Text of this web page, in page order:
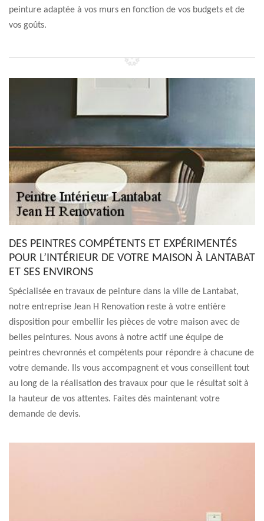
peinture adaptée à vos murs en fonction de vos budgets et de
vos goûts.
DES PEINTRES COMPÉTENTS ET EXPÉRIMENTÉS
POUR L’INTÉRIEUR DE VOTRE MAISON À LANTABAT
ET SES ENVIRONS
Spécialisée en travaux de peinture dans la ville de Lantabat,
notre entreprise Jean H Renovation reste à votre entière
disposition pour embellir les pièces de votre maison avec de
belles peintures. Nous avons à notre actif une équipe de
peintres chevronnés et compétents pour répondre à chacune de
votre demande. Ils vous accompagnent et vous conseillent tout
au long de la réalisation des travaux pour que le résultat soit à
la hauteur de vos attentes. Faites dès maintenant votre
demande de devis.